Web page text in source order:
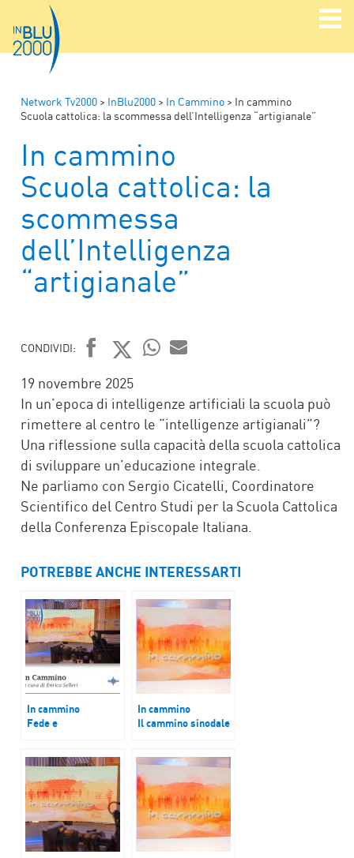
Network Tv2000 > InBlu2000 > In Cammino > In cammino
Scuola cattolica: la scommessa dell’Intelligenza “artigianale”
In cammino
Scuola cattolica: la
scommessa
dell’Intelligenza
“artigianale”
CONDIVIDI:
FACEBOOK
TWITTER
19 novembre 2025
In un’epoca di intelligenze artificiali la scuola può
rimettere al centro le “intelligenze artigianali”?
Una riflessione sulla capacità della scuola cattolica
di sviluppare un’educazione integrale.
Ne parliamo con Sergio Cicatelli, Coordinatore
Scientifico del Centro Studi per la Scuola Cattolica
della Conferenza Episcopale Italiana.
POTREBBE ANCHE INTERESSARTI
In cammino
Fede e
chiesa che cambia
In cammino
Il cammino sinodale
Giovinazzo-Terlizzi